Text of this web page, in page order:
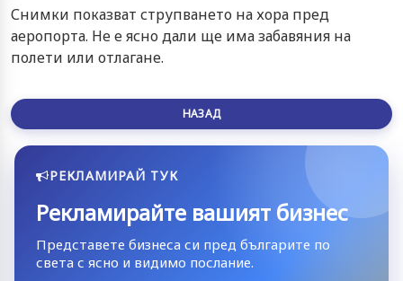
Снимки показват струпването на хора пред
аеропорта. Не е ясно дали ще има забавяния на
полети или отлагане.
НАЗАД
РЕКЛАМИРАЙ ТУК
Рекламирайте вашият бизнес
Представете бизнеса си пред българите по
света с ясно и видимо послание.